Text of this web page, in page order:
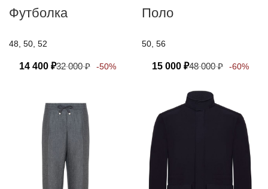
Футболка
48, 50, 52
14 400 ₽32 000₽ -50%
Поло
50, 56
15 000 ₽48 000₽ -60%